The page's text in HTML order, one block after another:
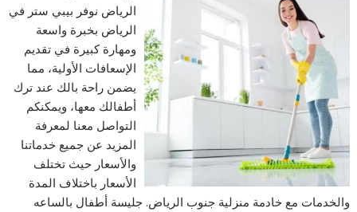
الرياض نوفر بيبي ستر في
الرياض بخبرة واسعة
ومهارة كبيرة في تقديم
الإسعافات الأولية، مما
يضمن راحة بالك عند ترك
أطفالك معها، ويمكنكم
التواصل معنا لمعرفة
المزيد عن جميع خدماتنا
والأسعار حيث تختلف
الأسعار باختلاف المدة
والخدمات مع خادمة منزلية جنوب الرياض. جليسة أطفال بالساعه